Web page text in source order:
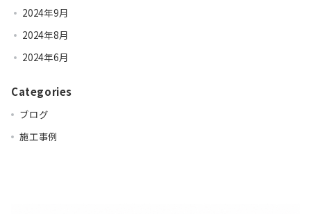
2024年9月
2024年8月
2024年6月
Categories
ブログ
施工事例